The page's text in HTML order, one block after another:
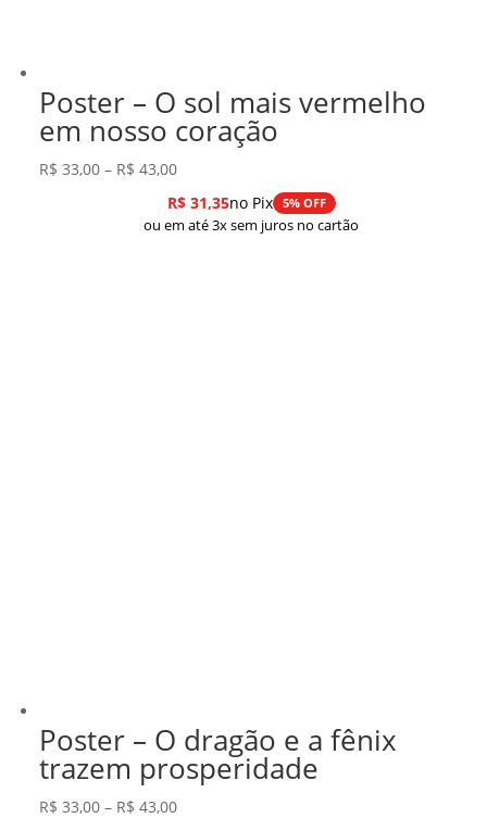
Poster – O sol mais vermelho
em nosso coração
R$ 33,00 – R$ 43,00Faixa
de
preço:
R$31,35no Pix 5% OFF
ou em até 3x sem juros no cartão
Poster – O dragão e a fênix
trazem prosperidade
R$ 33,00 – R$ 43,00Faixa